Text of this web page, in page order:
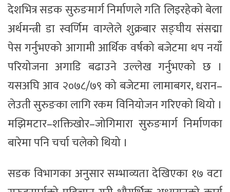
देशभित्र सडक सुरुङमार्ग निर्माणले गति लिइरहेको बेला
अर्थमन्त्री डा स्वर्णिम वाग्लेले शुक्रबार सङ्घीय संसद्मा
पेस गर्नुभएको आगामी आर्थिक वर्षको बजेटमा थप नयाँ
परियोजना अगाडि बढाउने उल्लेख गर्नुभएको छ ।
यसअघि आव २०७८/७९ को बजेटमा लामाबगर, धरान–
लेउती सुरुङका लागि रकम विनियोजन गरिएको थियो ।
मझिमटार–शक्तिखोर–जोगिमारा सुरुङमार्ग निर्माणका
बारेमा पनि चर्चा चलेको थियो ।
सडक विभागका अनुसार सम्भाव्यता देखिएका १७ वटा